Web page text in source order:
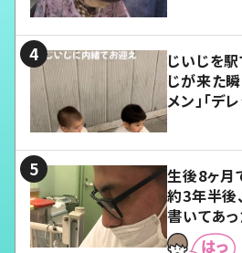
じいじを
じが来た
メン」「デ
生後8ヶ月
約3年半後
書いてあ